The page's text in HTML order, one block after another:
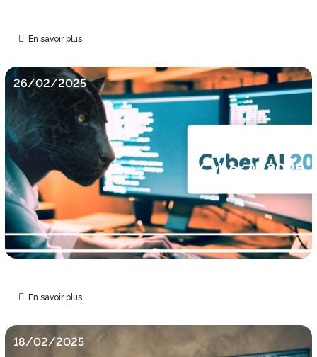
En savoir plus
26/02/2025
Cyber AI 2025
En savoir plus
18/02/2025